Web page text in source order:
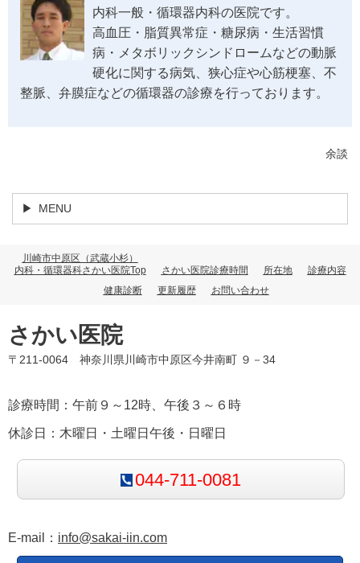
内科一般・循環器内科の医院です。
高血圧・脂質異常症・糖尿病・生活習慣
病・メタボリックシンドロームなどの動脈
硬化に関する病気、狭心症や心筋梗塞、不
整脈、弁膜症などの循環器の診療を行っております。
余談
MENU
川崎市中原区（武蔵小杉）
内科・循環器科さかい医院Top
さかい医院診療時間 所在地
診療内容
健康診断
更新履歴 お問い合わせ
さかい医院
〒211-0064 神奈川県川崎市中原区今井南町 ９－34
診療時間：午前９～12時、午後３～６時
休診日：木曜日・土曜日午後・日曜日
044-711-0081
E-mail： info@sakai-iin.com